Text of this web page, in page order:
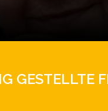
GESTELLTE